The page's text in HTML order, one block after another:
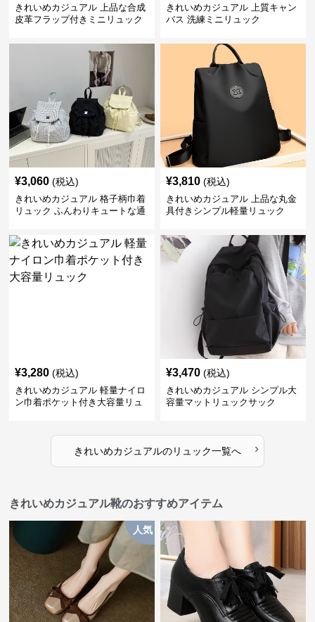
きれいめカジュアル 上品な合成
皮革フラップ付きミニリュック
きれいめカジュアル 上質キャン
バス 洗練ミニリュック
¥3,060 (税込)
きれいめカジュアル 格子柄巾着
リュック ふんわりキュートな通
¥3,810 (税込)
きれいめカジュアル 上品な丸金
具付きシンプル軽量リュック
¥3,280 (税込)
きれいめカジュアル 軽量ナイロ
ン巾着ポケット付き大容量リュ
¥3,470 (税込)
きれいめカジュアル シンプル大
容量マットリュックサック
きれいめカジュアルのリュック一覧へ ›
きれいめカジュアル靴のおすすめアイテム
人気